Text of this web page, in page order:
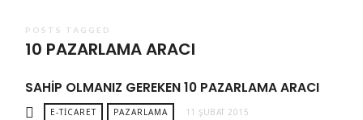
POSTS TAGGED
10 PAZARLAMA ARACI
SAHIP OLMANIZ GEREKEN 10 PAZARLAMA ARACI
E-TICARET PAZARLAMA 11 ŞUBAT 2015